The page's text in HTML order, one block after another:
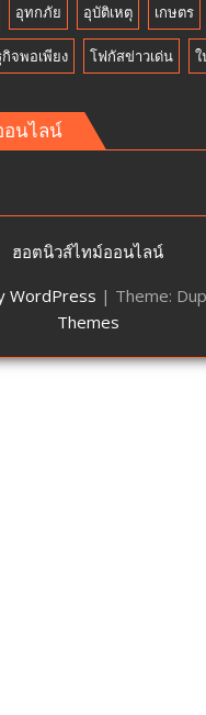
อุทกภัย อุบัติเหตุ เกษตร
กิจพอเพียง โฟกัสข่าวเด่น
อนไลน์
ฮอตนิวส์ไทม์ออนไลน์
WordPress | Theme:
Themes